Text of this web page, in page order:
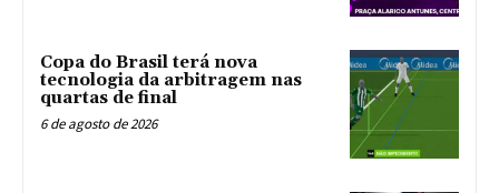
Copa do Brasil terá nova
tecnologia da arbitragem nas
quartas de final
6 de agosto de 2026